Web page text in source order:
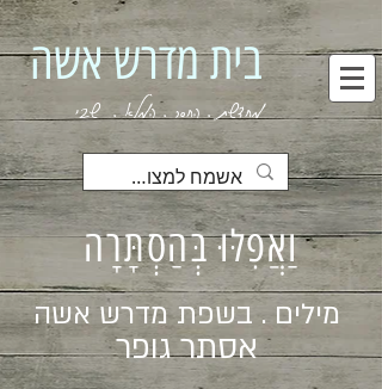
בית מדרש אשה
מחדשת . החסר . המלא . שבי
וַאֲפִלּוּ בְּהַסְתָּרָה
מילים . בשפת מדרש אשה
אסתר גופר